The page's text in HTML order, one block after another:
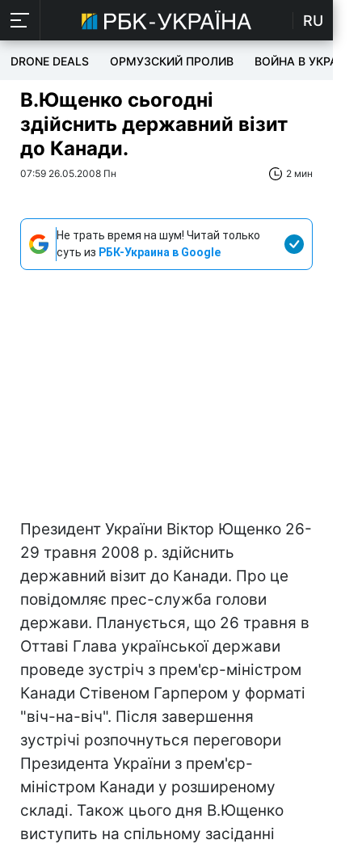
RU
DRONE DEALS ОРМУЗСКИЙ ПРОЛИВ ВОЙНА В УКРАИНЕ
В.Ющенко сьогодні
здійснить державний візит
до Канади.
07:59 26.05.2008 Пн 2 мин
Не трать время на шум! Читай только
суть из РБК-Украина в Google
Президент України Віктор Ющенко 26-
29 травня 2008 р. здійснить
державний візит до Канади. Про це
повідомляє прес-служба голови
держави. Планується, що 26 травня в
Оттаві Глава української держави
проведе зустріч з прем'єр-міністром
Канади Стівеном Гарпером у форматі
"віч-на-віч". Після завершення
зустрічі розпочнуться переговори
Президента України з прем'єр-
міністром Канади у розширеному
складі. Також цього дня В.Ющенко
виступить на спільному засіданні